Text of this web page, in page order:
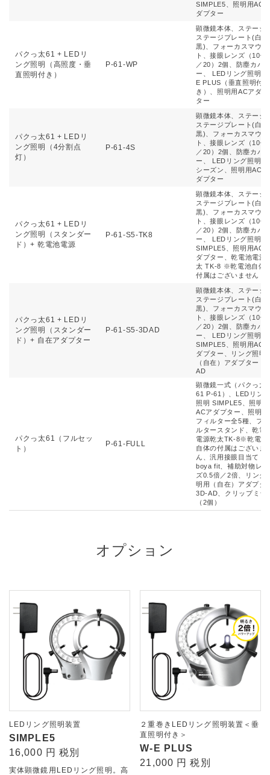
SIMPLE5、照明用AC
ダプター
パクっ太61 + LEDリ
ング照明（高照度・垂
直照明付き）
P-61-WP
顕微鏡本体、ステージ
ステージプレート(白
黒)、フォーカスマウン
ト、接眼レンズ（10倍
／20）2個、防塵カバ
ー、 LEDリング照明
E PLUS（垂直照明付
き）、照明用ACアダプ
ター
パクっ太61 + LEDリ
ング照明（4分割点
灯）
P-61-4S
顕微鏡本体、ステージ
ステージプレート(白
黒)、フォーカスマウン
ト、接眼レンズ（10倍
／20）2個、防塵カバ
ー、 LEDリング照明 4
シーズン、照明用ACア
ダプター
パクっ太61 + LEDリ
ング照明（スタンダー
ド）+ 乾電池電源
P-61-S5-TK8
顕微鏡本体、ステージ
ステージプレート(白
黒)、フォーカスマウン
ト、接眼レンズ（10倍
／20）2個、防塵カバ
ー、 LEDリング照明
SIMPLE5、照明用AC
ダプター、乾電池電源
太 TK-8 ※乾電池自体
付属はございません
パクっ太61 + LEDリ
ング照明（スタンダー
ド）+ 自在アダプター
P-61-S5-3DAD
顕微鏡本体、ステージ
ステージプレート(白
黒)、フォーカスマウン
ト、接眼レンズ（10倍
／20）2個、防塵カバ
ー、 LEDリング照明
SIMPLE5、照明用AC
ダプター、リング照明
（自在）アダプター
AD
パクっ太61（フルセッ
ト）
P-61-FULL
顕微鏡一式（パクっ太
61 P-61）、LEDリン
照明 SIMPLE5、照明用
ACアダプター、照明用
フィルター全5種、フィ
ルタースタンド、乾電
電源乾太TK-8※乾電池
自体の付属はございま
ん、汎用接眼目当て
boya fit、補助対物レン
ズ0.5倍／2倍、リング
明用（自在）アダプタ
3D-AD、クリップミラ
（2個）
オプション
LEDリング照明装置
SIMPLE5
16,000 円 税別
実体顕微鏡用LEDリング照明。高
２重巻きLEDリング照明装置＜垂
直照明付き＞
W-E PLUS
21,000 円 税別